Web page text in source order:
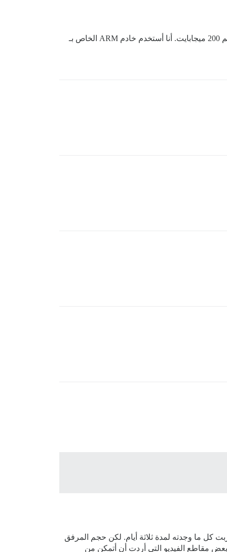
لقد قمت بتعيين حد الصورة على 4 ميجابايت وحجم المرفق الآخر على 400 ميجابايت، ولكن لا يمكنني تحميل ملف mp4 بحجم 200 ميجابايت. أنا أستخدم خادم ARM الخاص بـ
كل ما وجدته لمدة ثلاثة أيام. لكن حجم المرفق
على 500 ميجابايت في المقام الأول لأن لدي بعض مقاطع الفيديو التي أردت أن أتمكن من